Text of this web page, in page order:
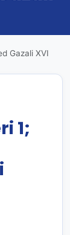
Gazali XVI
1;